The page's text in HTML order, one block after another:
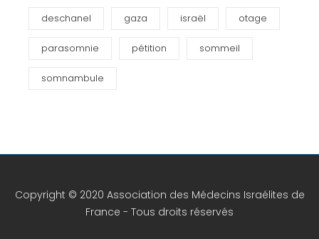
deschanel gaza israël otage
parasomnie pétition sommeil
somnambule
Copyright © 2020 Association des Médecins Israélites de
France - Tous droits réservés